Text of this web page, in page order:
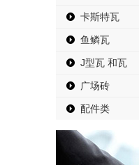
卡斯特瓦
鱼鳞瓦
J型瓦 和瓦
广场砖
配件类